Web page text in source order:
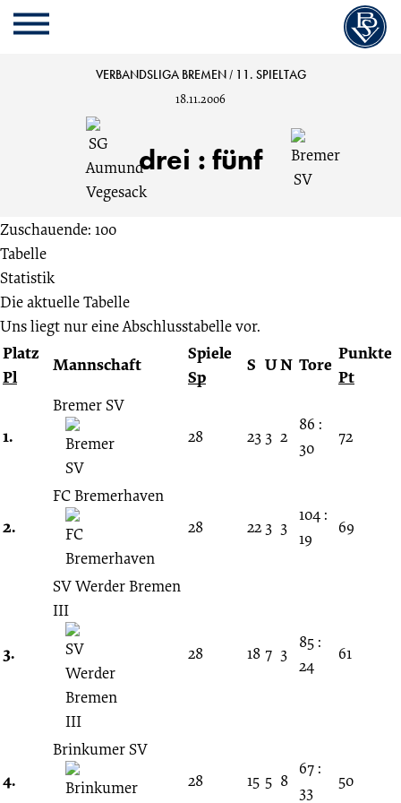
Cookie
Einstellungen
Zum
Inhalt
Cookie
Einstellungen
Kopfbereich
MENU
Aumund-
Vegesack
vs.
Bremer
SV
3:5
Spieltag
18.11.2006
2006/2007
(Verbandsliga
Bremen)
VERBANDSLIGA BREMEN / 11. SPIELTAG
18.11.2006
drei : fünf
Zuschauende: 100
Tabelle
Statistik
Die aktuelle Tabelle
Uns liegt nur eine Abschlusstabelle vor.
Platz
Pl
Mannschaft
Spiele
Sp
S UN Tore
Punkte
Pt
1.
Bremer SV
28
23 3 2
86 :
30
72
2.
FC Bremerhaven
28
22 3 3
104 :
19
69
3.
SV Werder Bremen
III
28 18 7 3
85 :
24
61
4.
Brinkumer SV
28
15 5 8
67 :
33
50